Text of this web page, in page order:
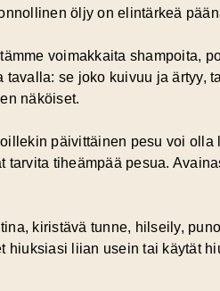
öljy on elintärkeä
voimakkaita shampoita,
se joko kuivuu ja ärtyy,
näköiset.
päivittäinen pesu voi
tarvita tiheämpää pesua.
kiristävä tunne, hilseily,
hiuksiasi liian usein tai käytät